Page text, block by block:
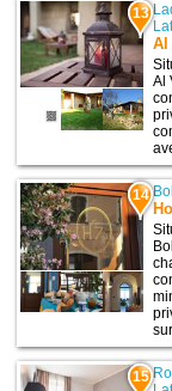
13
Al
Al
14
15